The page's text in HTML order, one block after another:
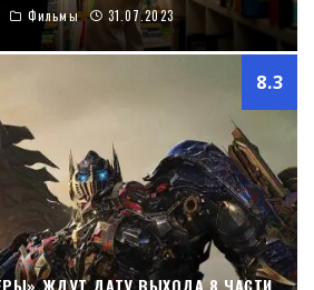
Фильмы 31.07.2023
8.3
ЖДУТ ДАТУ ВЫХОДА 8 ЧАСТИ